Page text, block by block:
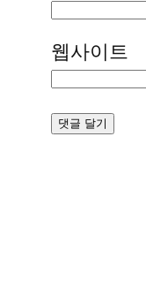
웹사이트